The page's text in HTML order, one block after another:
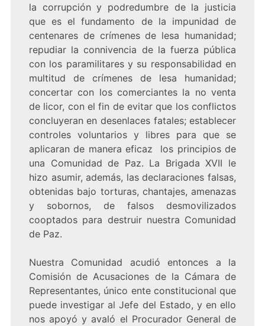
la corrupción y podredumbre de la justicia
que es el fundamento de la impunidad de
centenares de crímenes de lesa humanidad;
repudiar la connivencia de la fuerza pública
con los paramilitares y su responsabilidad en
multitud de crímenes de lesa humanidad;
concertar con los comerciantes la no venta
de licor, con el fin de evitar que los conflictos
concluyeran en desenlaces fatales; establecer
controles voluntarios y libres para que se
aplicaran de manera eficaz los principios de
una Comunidad de Paz. La Brigada XVII le
hizo asumir, además, las declaraciones falsas,
obtenidas bajo torturas, chantajes, amenazas
y sobornos, de falsos desmovilizados
cooptados para destruir nuestra Comunidad
de Paz.
Nuestra Comunidad acudió entonces a la
Comisión de Acusaciones de la Cámara de
Representantes, único ente constitucional que
puede investigar al Jefe del Estado, y en ello
nos apoyó y avaló el Procurador General de